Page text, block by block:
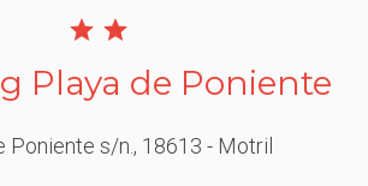
Playa de Poniente
Poniente s/n. , 18613 - Motril